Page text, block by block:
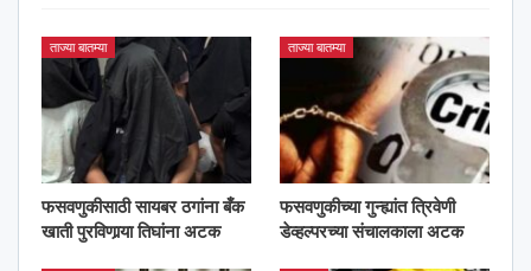
ताज्या बातम्या
फसवणुकीसाठी सायबर ठगांना बँक
खाती पुरविणार्‍या तिघांना अटक
ताज्या बातम्या
फसवणुकीच्या गुन्ह्यांत त्रिवेणी
डेव्हल्परच्या संचालकाला अटक